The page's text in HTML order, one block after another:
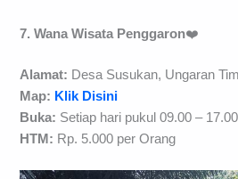
7. Wana Wisata Penggaron❤️
Alamat: Desa Susukan, Ungaran
Map: Klik Disini
Buka: Setiap hari pukul 09.00 – 17.00
HTM: Rp. 5.000 per Orang